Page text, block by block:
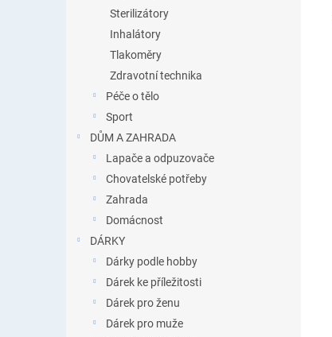
Sterilizátory
Inhalátory
Tlakoměry
Zdravotní technika
Péče o tělo
Sport
DŮM A ZAHRADA
Lapače a odpuzovače
Chovatelské potřeby
Zahrada
Domácnost
DÁRKY
Dárky podle hobby
Dárek ke příležitosti
Dárek pro ženu
Dárek pro muže